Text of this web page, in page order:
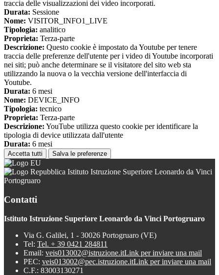
traccia delle visualizzazioni dei video incorporati.
Durata: Sessione
Nome: VISITOR_INFO1_LIVE
Tipologia: analitico
Proprieta: Terza-parte
Descrizione: Questo cookie è impostato da Youtube per tenere
traccia delle preferenze dell'utente per i video di Youtube incorporati
nei siti; può anche determinare se il visitatore del sito web sta
utilizzando la nuova o la vecchia versione dell'interfaccia di
Youtube.
Durata: 6 mesi
Nome: DEVICE_INFO
Tipologia: tecnico
Proprieta: Terza-parte
Descrizione: YouTube utilizza questo cookie per identificare la
tipologia di device utilizzata dall'utente
Durata: 6 mesi
Accetta tutti Salva le preferenze
Istituto Istruzione Superiore Leonardo da Vinci
Portogruaro
Contatti
Istituto Istruzione Superiore Leonardo da Vinci Portogruaro
Via G. Galilei, 1 - 30026 Portogruaro (VE)
Tel: Tel. + 39 0421 284811
Email: veis013002@istruzione.itLink per inviare una mail
PEC: veis013002@pec.istruzione.itLink per inviare una mail
C.F.: 83003130271